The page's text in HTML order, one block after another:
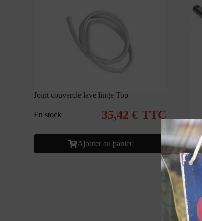
Joint couvercle lave linge Top
En stock 35,42€ TTC
Ajouter au panier